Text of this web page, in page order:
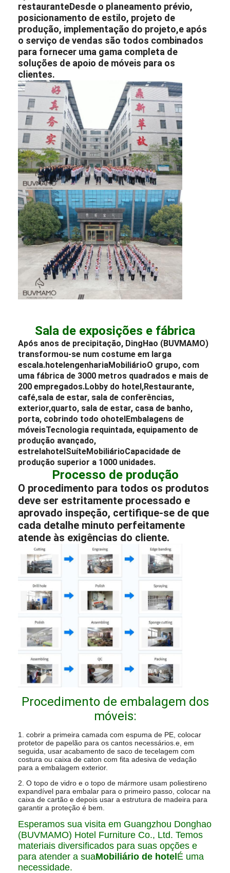
restauranteDesde o planeamento prévio,
posicionamento de estilo, projeto de
produção, implementação do projeto,e após
o serviço de vendas são todos combinados
para fornecer uma gama completa de
soluções de apoio de móveis para os
clientes.
Sala de exposições e fábrica
Após anos de precipitação, DingHao (BUVMAMO)
transformou-se num costume em larga
escala.hotelengenhariaMobiliárioO grupo, com
uma fábrica de 3000 metros quadrados e mais de
200 empregados.Lobby do hotel,Restaurante,
café,sala de estar, sala de conferências,
exterior,quarto, sala de estar, casa de banho,
porta, cobrindo todo ohotelEmbalagens de
móveisTecnologia requintada, equipamento de
produção avançado,
estrelahotelSuíteMobiliárioCapacidade de
produção superior a 1000 unidades.
Processo de produção
O procedimento para todos os produtos
deve ser estritamente processado e
aprovado inspeção, certifique-se de que
cada detalhe minuto perfeitamente
atende às exigências do cliente.
Procedimento de embalagem dos
móveis:
1. cobrir a primeira camada com espuma de PE, colocar
protetor de papelão para os cantos necessários.e, em
seguida, usar acabamento de saco de tecelagem com
costura ou caixa de caton com fita adesiva de vedação
para a embalagem exterior.
2. O topo de vidro e o topo de mármore usam poliestireno
expandível para embalar para o primeiro passo, colocar na
caixa de cartão e depois usar a estrutura de madeira para
garantir a proteção é bem.
Esperamos sua visita em Guangzhou Donghao
(BUVMAMO) Hotel Furniture Co., Ltd. Temos
materiais diversificados para suas opções e
para atender a suaMobiliário de hotelÉ uma
necessidade.